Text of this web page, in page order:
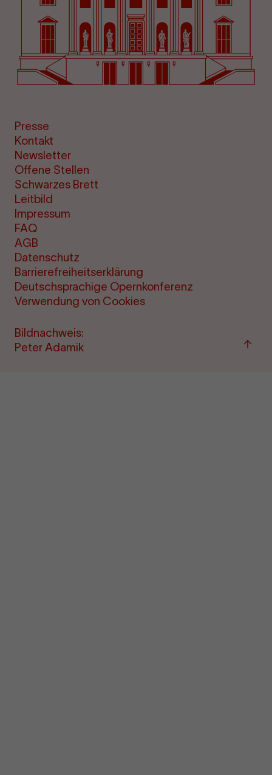
Presse
Kontakt
Newsletter
Offene Stellen
Schwarzes Brett
Leitbild
Impressum
FAQ
AGB
Datenschutz
Barrierefreiheitserklärung
Deutschsprachige Opernkonferenz
Verwendung von Cookies
Bildnachweis:
Peter Adamik
Zum